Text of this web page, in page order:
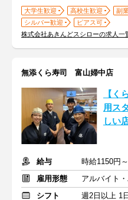
大学生歓迎 高校生歓迎
副
シルバー歓迎
ピアス可
株式会社あきんどスシローの求人一
無添くら寿司 富山婦中店
【く
用ス
しい
給与
時給1150円～
雇用形態
アルバイト
シフト
週2日以上 1